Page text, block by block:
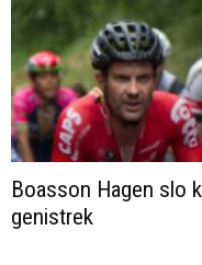
Boasson Hagen slo
genistrek